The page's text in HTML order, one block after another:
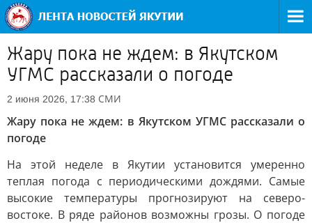
Жару пока не ждем: в Якутском
УГМС рассказали о погоде
2 июня 2026, 17:38 СМИ
Жару пока не ждем: в Якутском УГМС рассказали о
погоде
На этой неделе в Якутии установится умеренно
теплая погода с периодическими дождями. Самые
высокие температуры прогнозируют на северо-
востоке. В ряде районов возможны грозы. О погоде